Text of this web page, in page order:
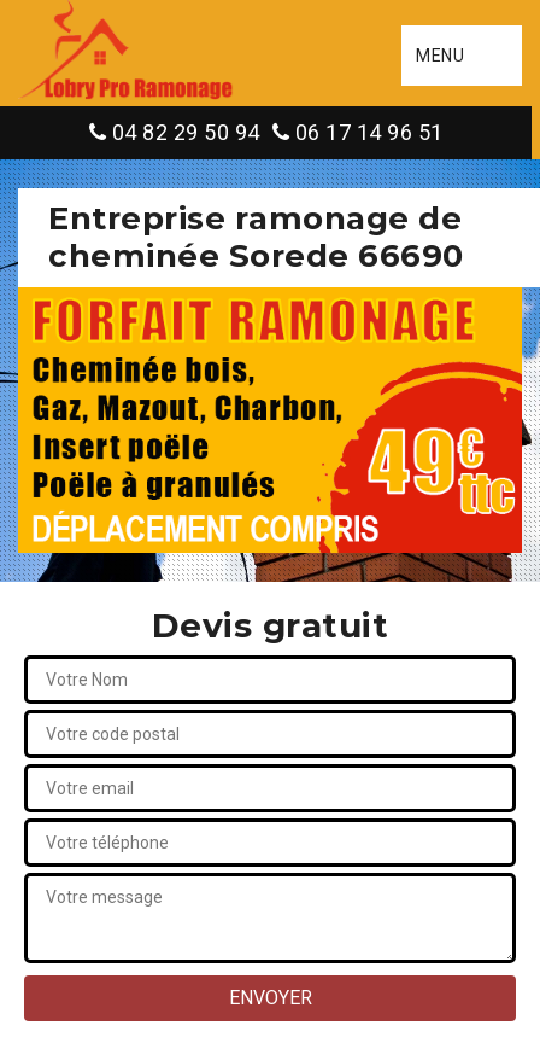
MENU
04 82 29 50 94 06 17 14 96 51
Entreprise ramonage de
cheminée Sorede 66690
Devis gratuit